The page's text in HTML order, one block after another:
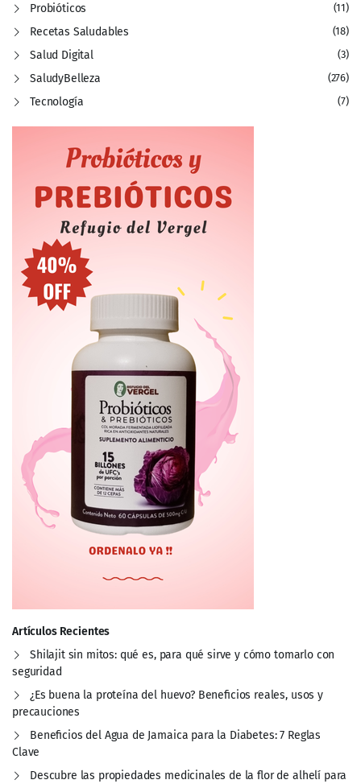
Probióticos (11)
Recetas Saludables (18)
Salud Digital (3)
SaludyBelleza (276)
Tecnología (7)
Artículos Recientes
Shilajit sin mitos: qué es, para qué sirve y cómo tomarlo con
seguridad
¿Es buena la proteína del huevo? Beneficios reales, usos y
precauciones
Beneficios del Agua de Jamaica para la Diabetes: 7 Reglas
Clave
Descubre las propiedades medicinales de la flor de alhelí para